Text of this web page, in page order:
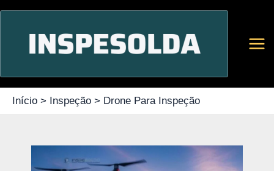
Ir
Início Inspeção Drone Para Inspeção